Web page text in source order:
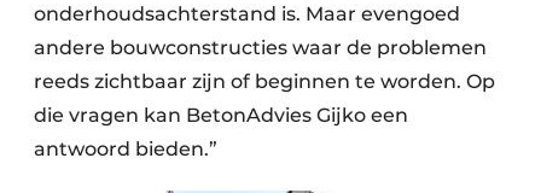
onderhoudsachterstand is. Maar evengoed
andere bouwconstructies waar de problemen
reeds zichtbaar zijn of beginnen te worden. Op
die vragen kan BetonAdvies Gijko een
antwoord bieden.”